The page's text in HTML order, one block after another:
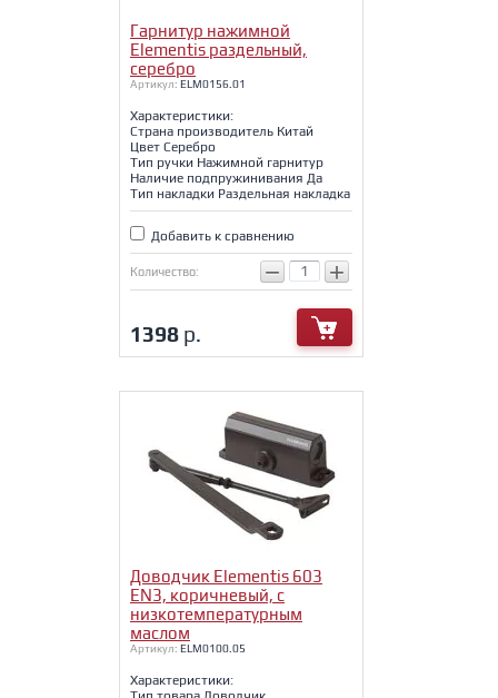
Гарнитур нажимной
Elementis раздельный,
серебро
Артикул: ELM0156.01
Характеристики:
Страна производитель Китай
Цвет Серебро
Тип ручки Нажимной гарнитур
Наличие подпружинивания Да
Тип накладки Раздельная накладка
Добавить к сравнению
Количество: − +
1398 р.
Доводчик Elementis 603
EN3, коричневый, с
низкотемпературным
маслом
Артикул: ELM0100.05
Характеристики: